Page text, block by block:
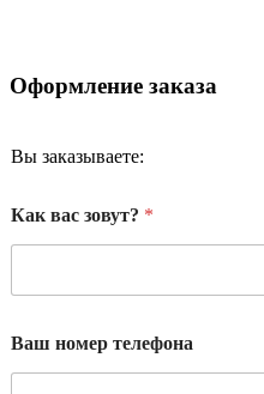
Оформление заказа
Вы заказываете:
Как вас зовут? *
Ваш номер телефона